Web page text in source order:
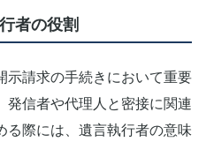
者の役割
示請求の手続きにおいて重要
発信者や代理人と密接に関連
る際には、遺言執行者の意味